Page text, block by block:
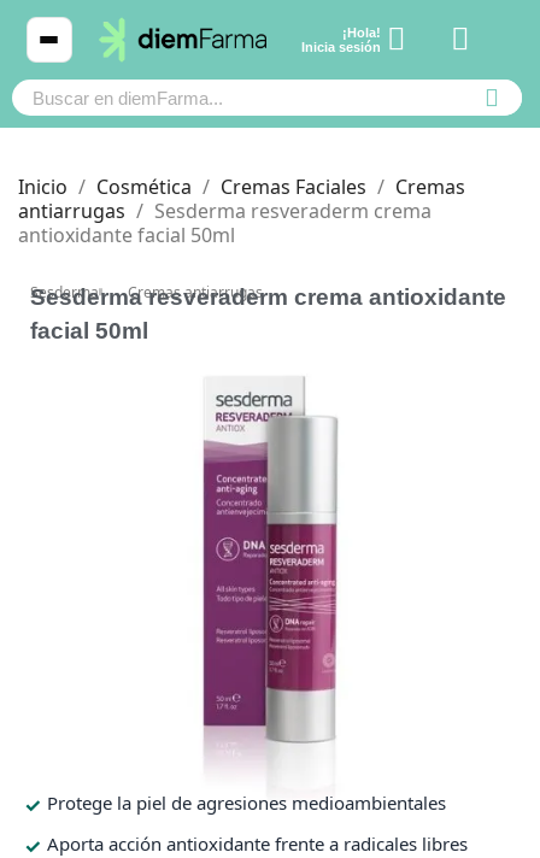
Cosmética
Bebé y mamá
Productos naturales y dietética
Protección solar
¡Hola!
Inicia sesión
Ver carrito
Cosmética
Bebé y mamá
Productos naturales y dietética
Protección solar
Inicio Cosmética Cremas Faciales
Cremas
antiarrugas
Sesderma resveraderm crema
antioxidante facial 50ml
Sesderma Cremas antiarrugas
Sesderma resveraderm crema antioxidante
facial 50ml
Protege la piel de agresiones medioambientales
Aporta acción antioxidante frente a radicales libres